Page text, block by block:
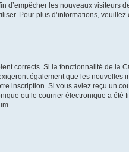
d’empêcher les nouveaux visiteurs
Pour plus d’informations,
corrects. Si la fonctionnalité de la
également que les
inscription. Si vous aviez reçu un
ou le courrier électronique a